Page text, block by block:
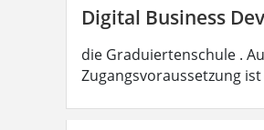
Digital Business
die Graduiertenschule .
Zugangsvoraussetzung